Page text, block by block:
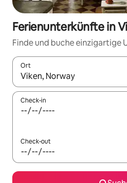
Ferienunterkünfte in
Finde und buche einzigartige
Ort
Wenn Ergebnisse verfügbar
Check-in
Check-out